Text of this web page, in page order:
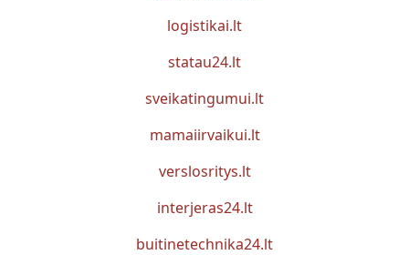
logistikai.lt
statau24.lt
sveikatingumui.lt
mamaiirvaikui.lt
verslosritys.lt
interjeras24.lt
buitinetechnika24.lt